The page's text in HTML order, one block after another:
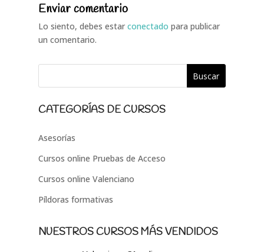
Enviar comentario
Lo siento, debes estar conectado para publicar
un comentario.
CATEGORÍAS DE CURSOS
Asesorías
Cursos online Pruebas de Acceso
Cursos online Valenciano
Píldoras formativas
NUESTROS CURSOS MÁS VENDIDOS